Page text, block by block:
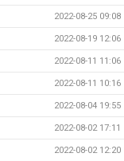
2022-08-25 09:08
2022-08-19 12:06
2022-08-11 11:06
2022-08-11 10:16
2022-08-04 19:55
2022-08-02 17:11
2022-08-02 12:20